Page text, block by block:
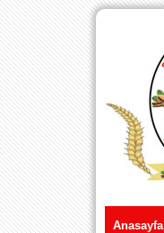
Anasayfa